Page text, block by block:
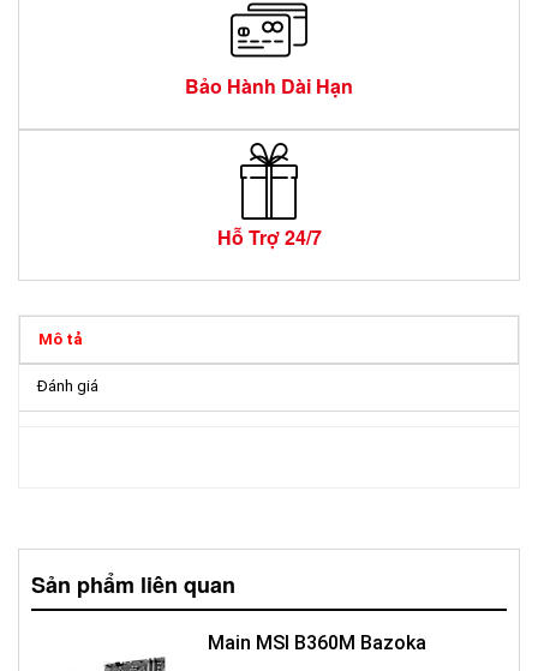
Bảo Hành Dài Hạn
Hỗ Trợ 24/7
Mô tả
Đánh giá
Sản phẩm liên quan
Main MSI B360M Bazoka